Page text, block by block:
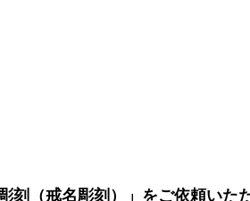
刻（戒名彫刻）」をご依頼いた